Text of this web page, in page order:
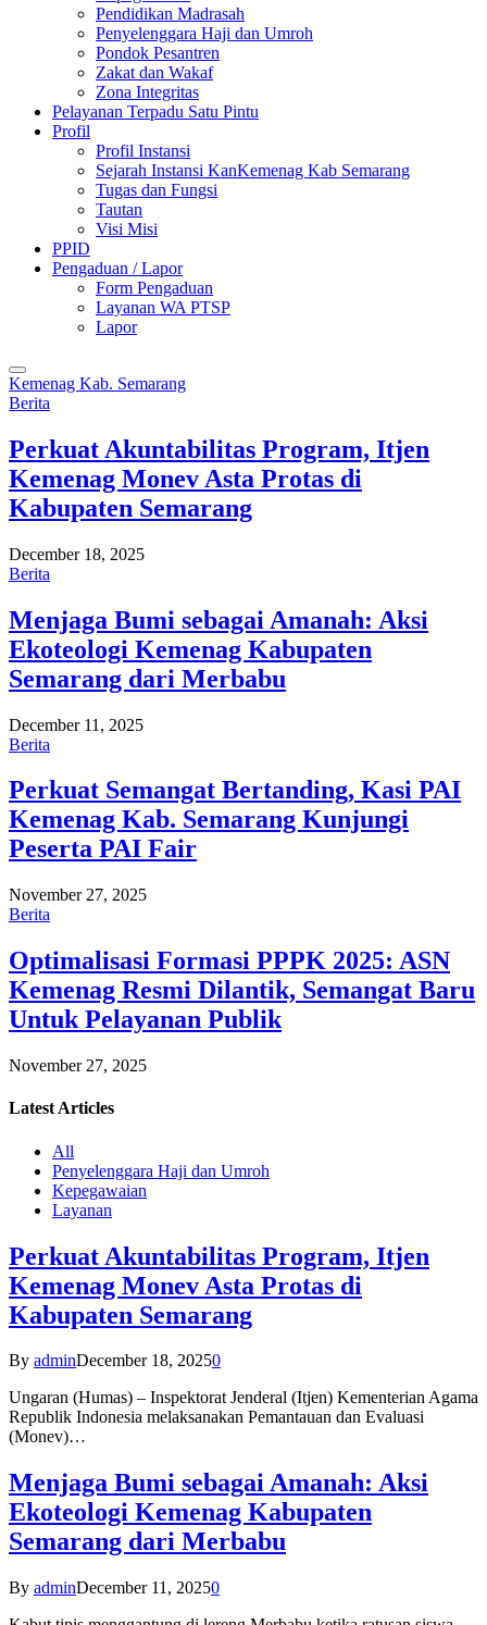
Pendidikan Madrasah
Penyelenggara Haji dan Umroh
Pondok Pesantren
Zakat dan Wakaf
Zona Integritas
Pelayanan Terpadu Satu Pintu
Profil
Profil Instansi
Sejarah Instansi KanKemenag Kab Semarang
Tugas dan Fungsi
Tautan
Visi Misi
PPID
Pengaduan / Lapor
Form Pengaduan
Layanan WA PTSP
Lapor
Kemenag Kab. Semarang
Berita
Perkuat Akuntabilitas Program, Itjen
Kemenag Monev Asta Protas di
Kabupaten Semarang
December 18, 2025
Berita
Menjaga Bumi sebagai Amanah: Aksi
Ekoteologi Kemenag Kabupaten
Semarang dari Merbabu
December 11, 2025
Berita
Perkuat Semangat Bertanding, Kasi PAI
Kemenag Kab. Semarang Kunjungi
Peserta PAI Fair
November 27, 2025
Berita
Optimalisasi Formasi PPPK 2025: ASN
Kemenag Resmi Dilantik, Semangat Baru
Untuk Pelayanan Publik
November 27, 2025
Latest Articles
All
Penyelenggara Haji dan Umroh
Kepegawaian
Layanan
Perkuat Akuntabilitas Program, Itjen
Kemenag Monev Asta Protas di
Kabupaten Semarang
By adminDecember 18, 20250
Ungaran (Humas) – Inspektorat Jenderal (Itjen) Kementerian Agama
Republik Indonesia melaksanakan Pemantauan dan Evaluasi
(Monev)…
Menjaga Bumi sebagai Amanah: Aksi
Ekoteologi Kemenag Kabupaten
Semarang dari Merbabu
By adminDecember 11, 20250